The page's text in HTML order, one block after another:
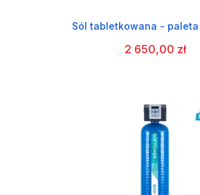
Sól tabletkowana - paleta
2 650,00 zł